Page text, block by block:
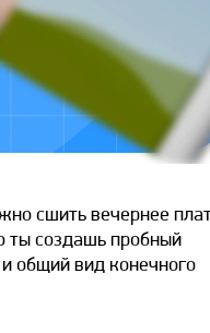
сшить вечернее
ты создашь пробный
общий вид конечного